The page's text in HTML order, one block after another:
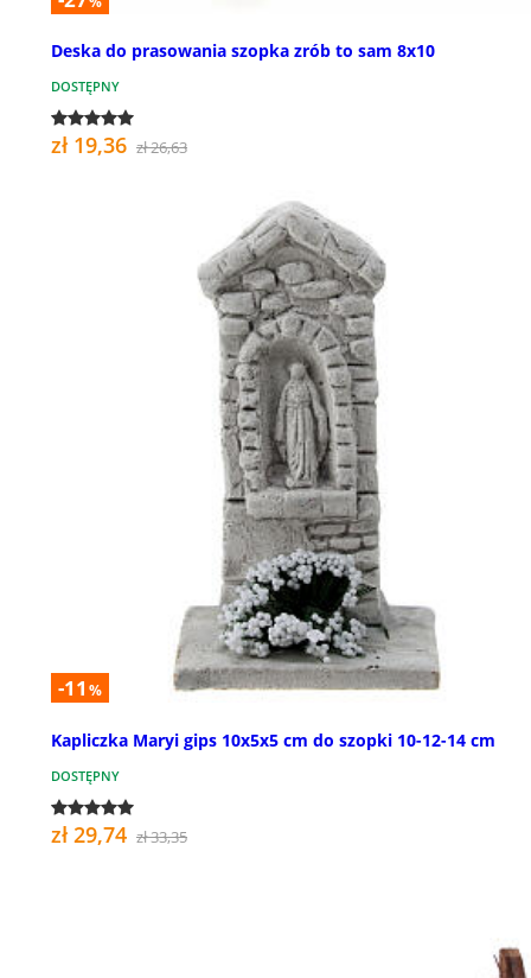
Deska do prasowania szopka zrób to sam 8x10
DOSTĘPNY
zł 19,36 zł 26,63
-11 %
Kapliczka Maryi gips 10x5x5 cm do szopki 10-12-14 cm
DOSTĘPNY
zł 29,74 zł 33,35